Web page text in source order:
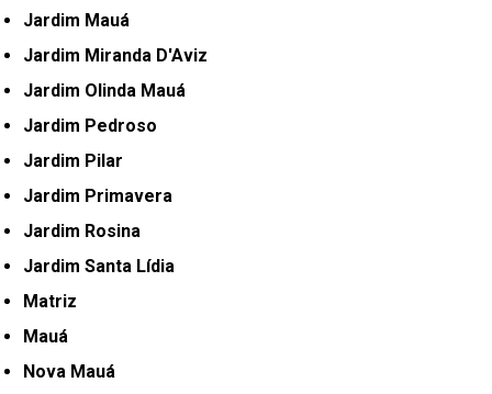
Jardim Mauá
Jardim Miranda D'Aviz
Jardim Olinda Mauá
Jardim Pedroso
Jardim Pilar
Jardim Primavera
Jardim Rosina
Jardim Santa Lídia
Matriz
Mauá
Nova Mauá